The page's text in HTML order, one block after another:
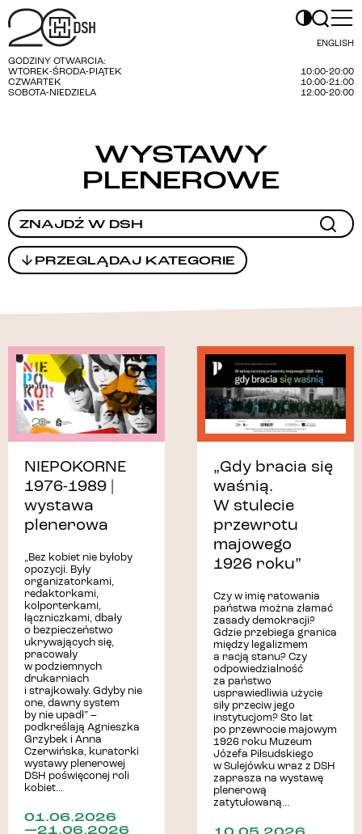
ENGLISH
GODZINY OTWARCIA:
WTOREK-ŚRODA-PIĄTEK
10:00-20:00
CZWARTEK
10:00-21:00
SOBOTA-NIEDZIELA
12:00-20:00
WYSTAWY
PLENEROWE
PRZEGLĄDAJ KATEGORIE
WARSZAWSKI FUNDUSZ KSIĄŻKI HISTORYCZNEJ
ARCHIWUM HISTORII MÓWIONEJ
ALBUMY
APLIKACJE MOBILNE
OGŁOSZENIA
CYKLE
DLA DZIECI
DLA RODZIN
DOKUMENTACJA FOTO
EDUKACJA
FILM
ONLINE
OPROWADZANIE KURATORSKIE
PASTA TV
RELACJE
SPACER
SPOTKANIE
SPOTKANIE Z KSIĄŻKĄ
SZKOŁA PODSTAWOWA
SZKOŁA PONADPODSTAWOWA
VARSAVIANA
WARSZAWSKA INICJATYWA KRESOWA
WARSZTATY
WOKÓŁ WYSTAW
POZA SIEDZIBĄ
WYSTAWY
WYSTAWY PLENEROWE
NIEPOKORNE
1976-1989 |
wystawa
plenerowa
„Bez kobiet nie byłoby
opozycji. Były
organizatorkami,
redaktorkami,
kolporterkami,
łączniczkami, dbały
o bezpieczeństwo
ukrywających się,
pracowały
w podziemnych
drukarniach
i strajkowały. Gdyby nie
one, dawny system
by nie upadł” –
podkreślają Agnieszka
Grzybek i Anna
Czerwińska, kuratorki
wystawy plenerowej
DSH poświęconej roli
kobiet...
01.06.2026
—21.06.2026
„Gdy bracia się
waśnią.
W stulecie
przewrotu
majowego
1926 roku”
Czy w imię ratowania
państwa można złamać
zasady demokracji?
Gdzie przebiega granica
między legalizmem
a racją stanu? Czy
odpowiedzialność
za państwo
usprawiedliwia użycie
siły przeciw jego
instytucjom? Sto lat
po przewrocie majowym
1926 roku Muzeum
Józefa Piłsudskiego
w Sulejówku wraz z DSH
zaprasza na wystawę
plenerową
zatytułowaną...